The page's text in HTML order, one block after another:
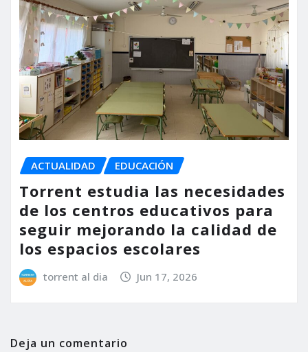
ACTUALIDAD EDUCACIÓN
Torrent estudia las necesidades
de los centros educativos para
seguir mejorando la calidad de
los espacios escolares
torrent al dia Jun 17, 2026
Deja un comentario